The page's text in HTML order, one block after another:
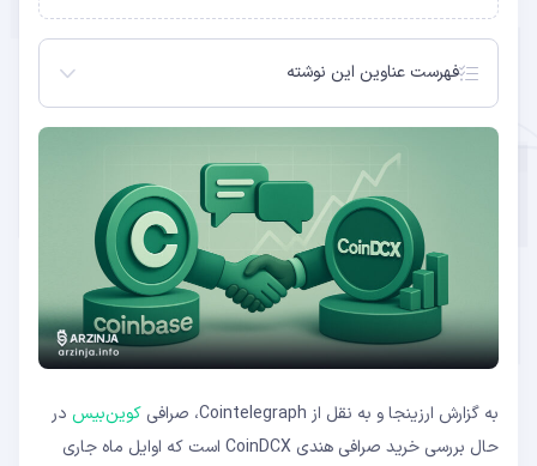
فهرست عناوین این نوشته
کاهش قابل‌توجه ارزش‌گذاری CoinDCX
CoinDCX پس از هک ۴۴ میلیون دلاری بهبود یافت
احتمال ترکیب سرمایه‌گذاری‌ها در دو صرافی هندی
گسترش تدریجی حضور کوین‌بیس در هند
استراتژی تهاجمی خریدهای کوین‌بیس
به گزارش ارزینجا و به نقل از Cointelegraph، صرافی کوین‌بیس در
حال بررسی خرید صرافی هندی CoinDCX است که اوایل ماه جاری